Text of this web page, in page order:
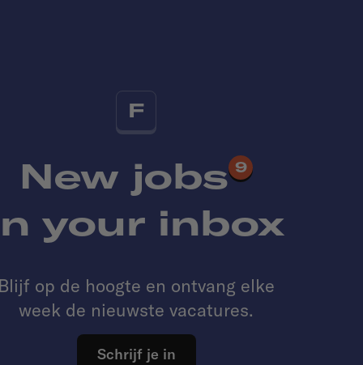
F
New jobs 9
your inbox
Blijf op de hoogte en ontvang elke
week de nieuwste vacatures.
Schrijf je in